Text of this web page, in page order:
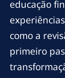
educação
como a
primeiro